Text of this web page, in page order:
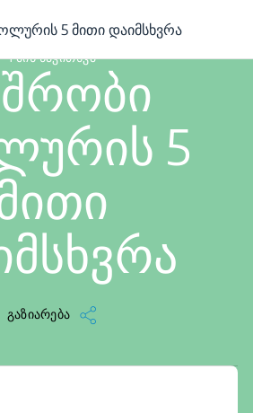
საშრობი დოლურის 5 მითი დაიმსხვრა
1 მინ წაკითხვა
5
გაზიარება
5 მითი დაიმსხვრა